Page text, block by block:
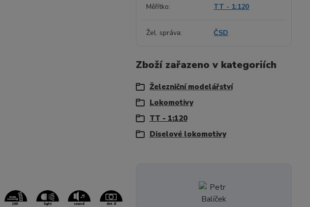
Měřítko TT - 1:120
Žel. správa ČSD
Zboží zařazeno v kategoriích
Železniční modelářství
Lokomotivy
TT - 1:120
Diselové lokomotivy